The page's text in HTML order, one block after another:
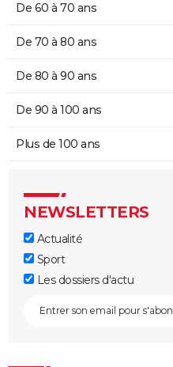
De 60 à 70 ans
De 70 à 80 ans
De 80 à 90 ans
De 90 à 100 ans
Plus de 100 ans
NEWSLETTERS
Actualité
Sport
Les dossiers d'actu